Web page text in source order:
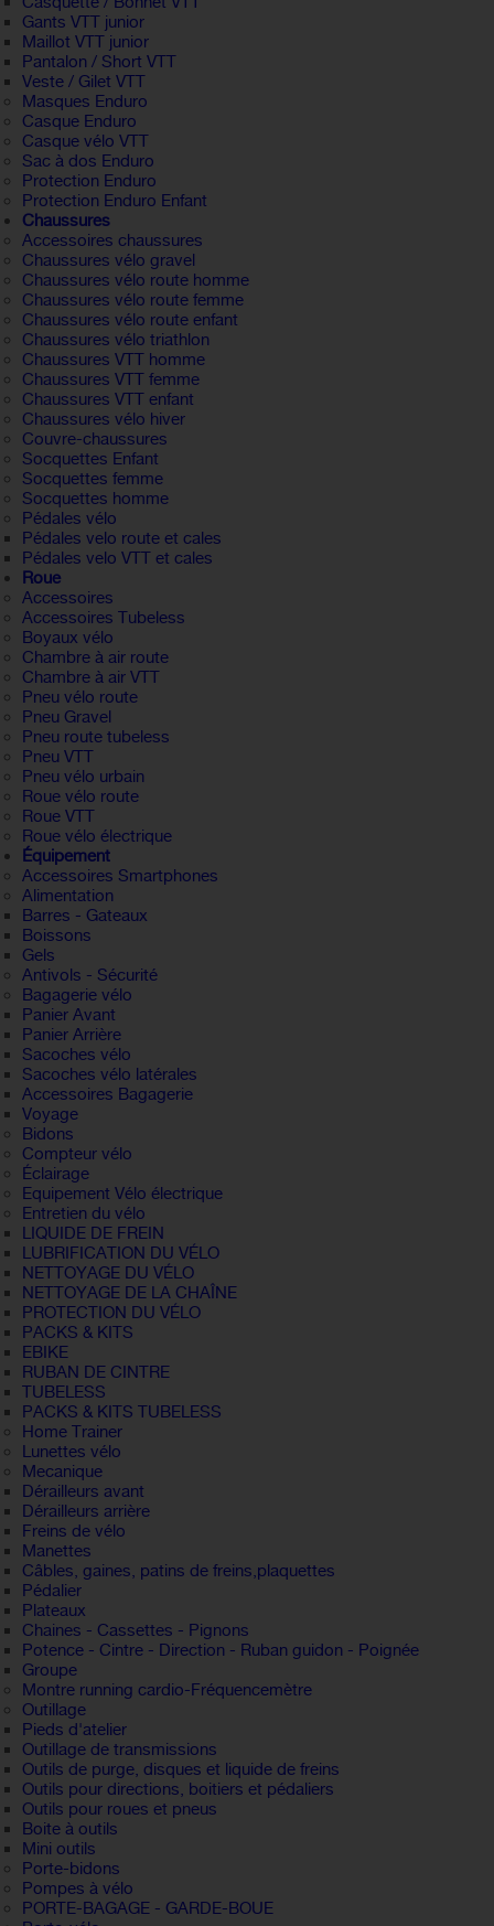
Gants VTT junior
Maillot VTT junior
Pantalon / Short VTT
Veste / Gilet VTT
Masques Enduro
Casque Enduro
Casque vélo VTT
Sac à dos Enduro
Protection Enduro
Protection Enduro Enfant
Chaussures
Accessoires chaussures
Chaussures vélo gravel
Chaussures vélo route homme
Chaussures vélo route femme
Chaussures vélo route enfant
Chaussures vélo triathlon
Chaussures VTT homme
Chaussures VTT femme
Chaussures VTT enfant
Chaussures vélo hiver
Couvre-chaussures
Socquettes Enfant
Socquettes femme
Socquettes homme
Pédales vélo
Pédales velo route et cales
Pédales velo VTT et cales
Roue
Accessoires
Accessoires Tubeless
Boyaux vélo
Chambre à air route
Chambre à air VTT
Pneu vélo route
Pneu Gravel
Pneu route tubeless
Pneu VTT
Pneu vélo urbain
Roue vélo route
Roue VTT
Roue vélo électrique
Équipement
Accessoires Smartphones
Alimentation
Barres - Gateaux
Boissons
Gels
Antivols - Sécurité
Bagagerie vélo
Panier Avant
Panier Arrière
Sacoches vélo
Sacoches vélo latérales
Accessoires Bagagerie
Voyage
Bidons
Compteur vélo
Éclairage
Equipement Vélo électrique
Entretien du vélo
LIQUIDE DE FREIN
LUBRIFICATION DU VÉLO
NETTOYAGE DU VÉLO
NETTOYAGE DE LA CHAÎNE
PROTECTION DU VÉLO
PACKS & KITS
EBIKE
RUBAN DE CINTRE
TUBELESS
PACKS & KITS TUBELESS
Home Trainer
Lunettes vélo
Mecanique
Dérailleurs avant
Dérailleurs arrière
Freins de vélo
Manettes
Câbles, gaines, patins de freins,plaquettes
Pédalier
Plateaux
Chaines - Cassettes - Pignons
Potence - Cintre - Direction - Ruban guidon - Poignée
Groupe
Montre running cardio-Fréquencemètre
Outillage
Pieds d'atelier
Outillage de transmissions
Outils de purge, disques et liquide de freins
Outils pour directions, boitiers et pédaliers
Outils pour roues et pneus
Boite à outils
Mini outils
Porte-bidons
Pompes à vélo
PORTE-BAGAGE - GARDE-BOUE